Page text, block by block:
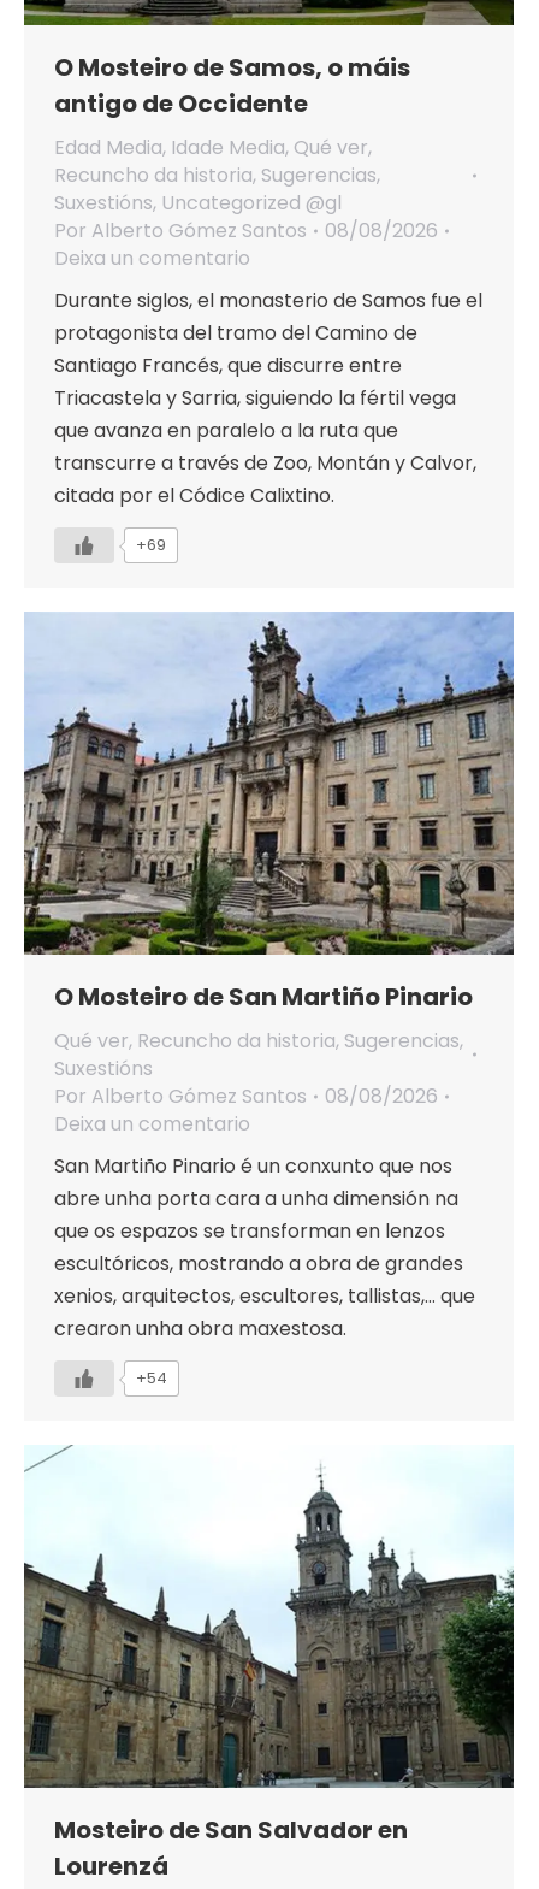
O Mosteiro de Samos, o máis
antigo de Occidente
Edad Media, Idade Media, Qué ver,
Recuncho da historia, Sugerencias,
Suxestións, Uncategorized @gl
Por Alberto Gómez Santos
08/08/2026
Deixa un comentario
Durante siglos, el monasterio de Samos fue el
protagonista del tramo del Camino de
Santiago Francés, que discurre entre
Triacastela y Sarria, siguiendo la fértil vega
que avanza en paralelo a la ruta que
transcurre a través de Zoo, Montán y Calvor,
citada por el Códice Calixtino.
+69
O Mosteiro de San Martiño Pinario
Qué ver, Recuncho da historia, Sugerencias,
Suxestións
Por Alberto Gómez Santos
08/08/2026
Deixa un comentario
San Martiño Pinario é un conxunto que nos
abre unha porta cara a unha dimensión na
que os espazos se transforman en lenzos
escultóricos, mostrando a obra de grandes
xenios, arquitectos, escultores, tallistas,… que
crearon unha obra maxestosa.
+54
Mosteiro de San Salvador en
Lourenzá